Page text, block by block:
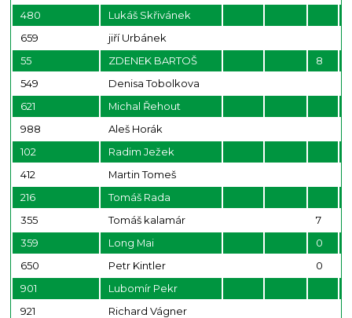
480
Lukáš Skřivánek
659
jiří Urbánek
55
ZDENEK BARTOŠ 8
549
Denisa Tobolkova
621
Michal Řehout
988
Aleš Horák
102
Radim Ježek
412
Martin Tomeš
216
Tomáš Rada
355
Tomáš kalamár 7
359
Long Mai 0
650
Petr Kintler 0
901
Lubomír Pekr
921
Richard Vágner